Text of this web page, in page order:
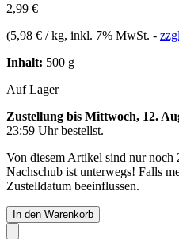
2,99 €
(5,98 € / kg, inkl. 7% MwSt. -
Inhalt: 500 g
Auf Lager
Zustellung bis Mittwoch, 12.
23:59 Uhrbestellst.
Von diesem Artikel sind nur noch
Nachschub ist unterwegs! Falls
Zustelldatum beeinflussen.
In den Warenkorb